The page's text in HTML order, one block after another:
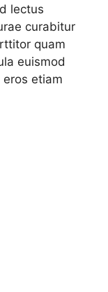
lectus
curabitur
quam
euismod
etiam